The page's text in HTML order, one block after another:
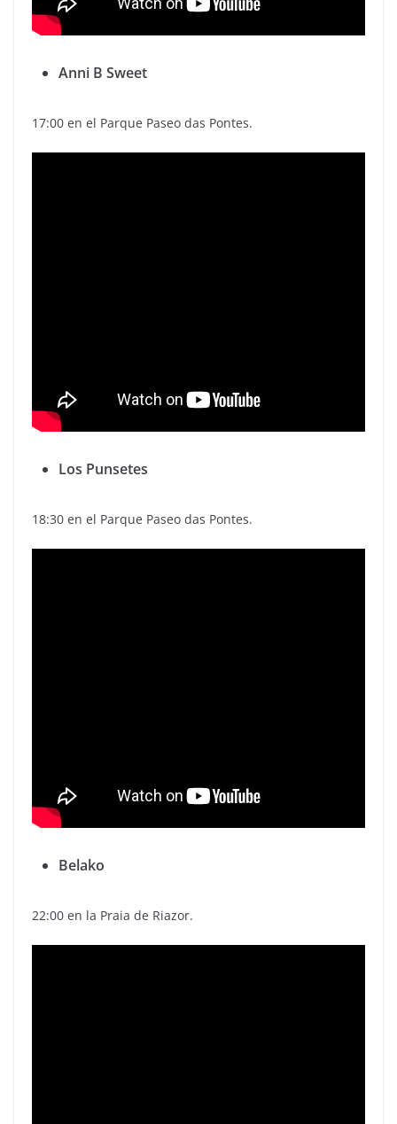
Anni B Sweet
17:00 en el Parque Paseo das Pontes.
Los Punsetes
18:30 en el Parque Paseo das Pontes.
Belako
22:00 en la Praia de Riazor.